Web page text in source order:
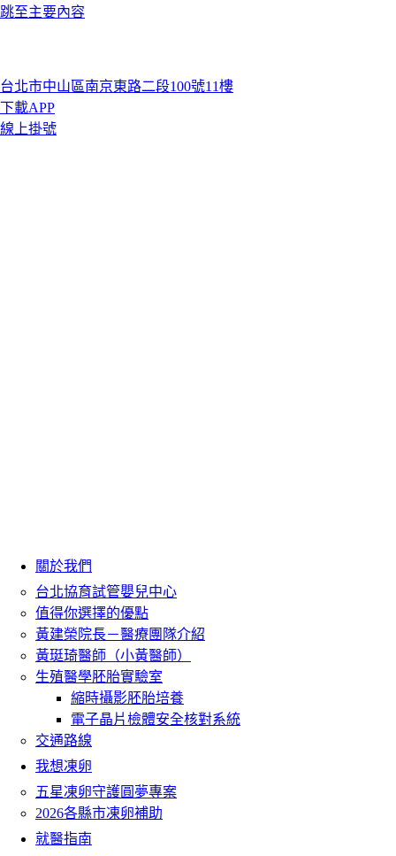
跳至主要內容
台北市中山區南京東路二段100號11樓
下載APP
線上掛號
關於我們
台北協育試管嬰兒中心
值得你選擇的優點
黃建榮院長－醫療團隊介紹
黃珽琦醫師（小黃醫師）
生殖醫學胚胎實驗室
縮時攝影胚胎培養
電子晶片檢體安全核對系統
交通路線
我想凍卵
五星凍卵守護圓夢專案
2026各縣市凍卵補助
就醫指南